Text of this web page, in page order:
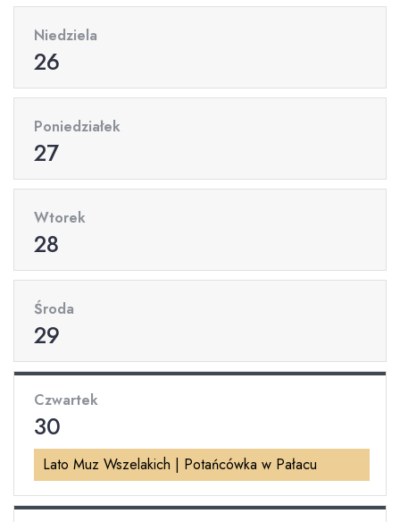
Niedziela
26
Poniedziałek
27
Wtorek
28
Środa
29
Czwartek
30
Lato Muz Wszelakich | Potańcówka w Pałacu